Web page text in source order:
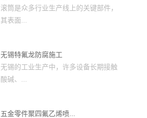
滚筒是众多行业生产线上的关键部件，
其表面...
无锡特氟龙防腐施工
无锡的工业生产中，许多设备长期接触
酸碱、...
五金零件聚四氟乙烯喷...